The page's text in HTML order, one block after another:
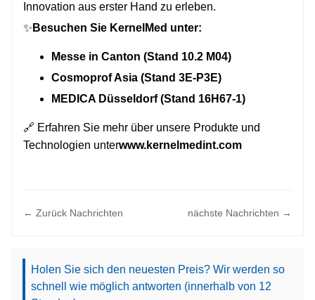
Innovation aus erster Hand zu erleben.
✨ Besuchen Sie KernelMed unter:
Messe in Canton (Stand 10.2 M04)
Cosmoprof Asia (Stand 3E-P3E)
MEDICA Düsseldorf (Stand 16H67-1)
🔗 Erfahren Sie mehr über unsere Produkte und
Technologien unterwww.kernelmedint.com
← Zurück Nachrichten nächste Nachrichten →
Holen Sie sich den neuesten Preis? Wir werden so
schnell wie möglich antworten (innerhalb von 12